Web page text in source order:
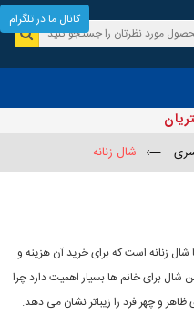
—› شال زنانه
شال زنانه است که برای خرید آن هزینه و
برای خانم ها بسیار اهمیت دارد چرا
و چهر فرد را زیباتر نشان می دهد.
کانال ما در تلگرام